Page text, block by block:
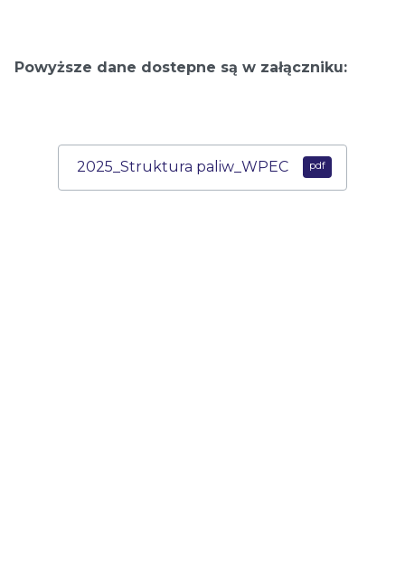
Powyższe dane dostepne są w załączniku:
2025_Struktura paliw_WPEC